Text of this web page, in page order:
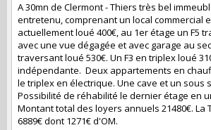
A 30mn de Clermont - Thiers très bel
entretenu, comprenant un local commercial
actuellement loué 400€, au 1er étage un F5
avec une vue dégagée et avec garage au
traversant loué 530€. Un F3 en triplex loué
indépendante. Deux appartements en
le triplex en électrique. Une cave et un sous
Possibilité de réhabilité le dernier étage en
Montant total des loyers annuels 21480€. La
6889€ dont 1271€ d'OM.